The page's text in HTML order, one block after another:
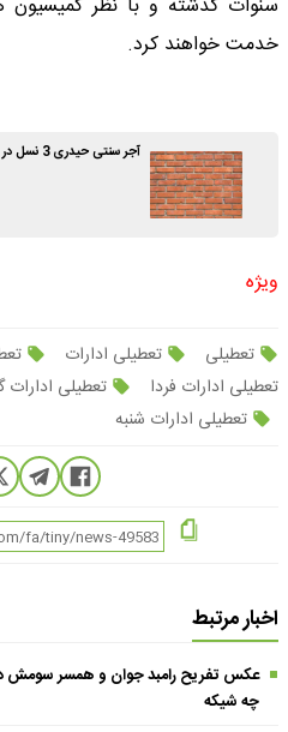
خدمت خواهند کرد.
آجر سنتی حیدری 3 نسل در کنار ایرانیان
ویژه
تعطیلی تعطیلی ادارات
تعطیلی ادارات فردا
تعطیلی ادارات
تعطیلی ادارات شنبه
اخبار مرتبط
عکس تفریح رامبد جوان و همسر سومش در
چه شیکه